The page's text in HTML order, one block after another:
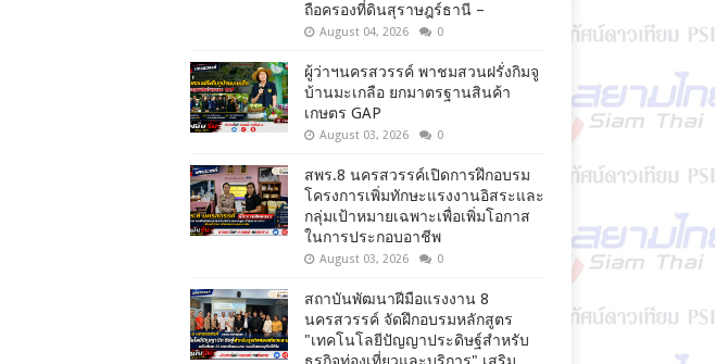
ถือครองที่ดินสุราษฎร์ธานี –
August 04, 2026 0
ผู้ว่าฯนครสวรรค์ พาชมสวนฝรั่งกิมจู
บ้านมะเกลือ ยกมาตรฐานสินค้า
เกษตร GAP
August 03, 2026 0
สพร.8 นครสวรรค์เปิดการฝึกอบรม
โครงการเพิ่มทักษะแรงงานอิสระและ
กลุ่มเป้าหมายเฉพาะเพื่อเพิ่มโอกาส
ในการประกอบอาชีพ
August 03, 2026 0
สถาบันพัฒนาฝีมือแรงงาน 8
นครสวรรค์ จัดฝึกอบรมหลักสูตร
"เทคโนโลยีปัญญาประดิษฐ์สำหรับ